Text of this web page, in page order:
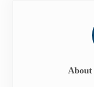
About